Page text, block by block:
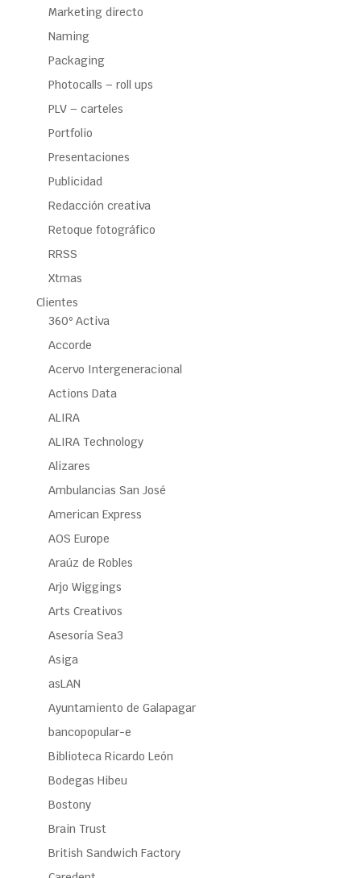
Marketing directo
Naming
Packaging
Photocalls – roll ups
PLV – carteles
Portfolio
Presentaciones
Publicidad
Redacción creativa
Retoque fotográfico
RRSS
Xtmas
Clientes
360º Activa
Accorde
Acervo Intergeneracional
Actions Data
ALIRA
ALIRA Technology
Alizares
Ambulancias San José
American Express
AOS Europe
Araúz de Robles
Arjo Wiggings
Arts Creativos
Asesoría Sea3
Asiga
asLAN
Ayuntamiento de Galapagar
bancopopular-e
Biblioteca Ricardo León
Bodegas Hibeu
Bostony
Brain Trust
British Sandwich Factory